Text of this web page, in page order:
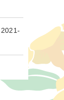
2021-